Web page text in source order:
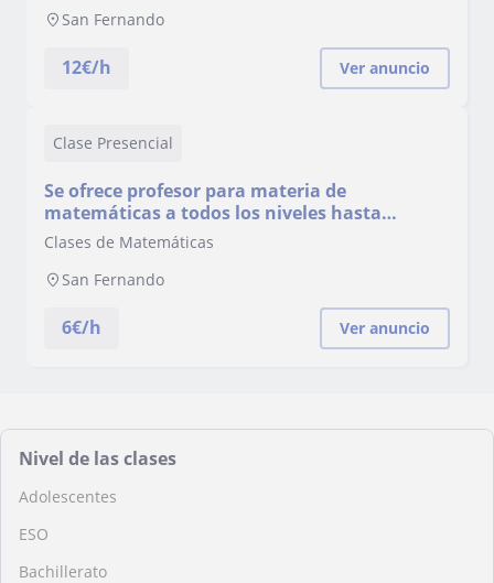
San Fernando
12€/h Ver anuncio
Clase Presencial
Se ofrece profesor para materia de
matemáticas a todos los niveles hasta
selectividad
Clases de Matemáticas
San Fernando
6€/h Ver anuncio
Nivel de las clases
Adolescentes
ESO
Bachillerato